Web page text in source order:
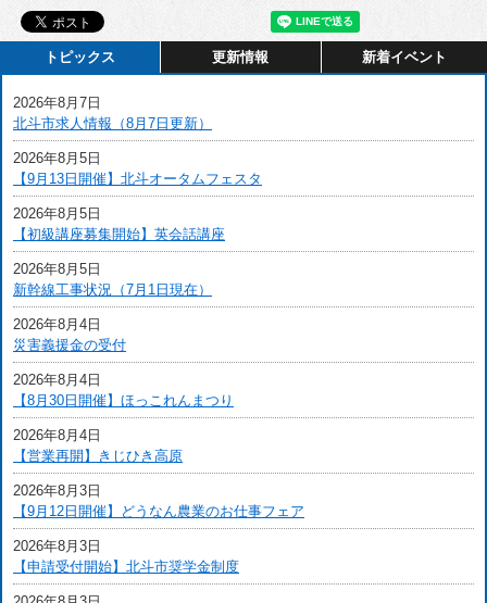
トピックス 更新情報 新着イベント
2026年8月7日
北斗市求人情報（8月7日更新）
2026年8月5日
【9月13日開催】北斗オータムフェスタ
2026年8月5日
【初級講座募集開始】英会話講座
2026年8月5日
新幹線工事状況（7月1日現在）
2026年8月4日
災害義援金の受付
2026年8月4日
【8月30日開催】ほっこれんまつり
2026年8月4日
【営業再開】きじひき高原
2026年8月3日
【9月12日開催】どうなん農業のお仕事フェア
2026年8月3日
【申請受付開始】北斗市奨学金制度